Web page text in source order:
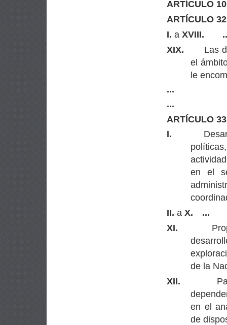
ARTÍCULO
ARTÍCULO
I. aXVIII.
XIX.
Las
el
le
...
...
ARTÍCULO
I.
en el
II. a X.
...
XI.
de la
XII.
en el
de